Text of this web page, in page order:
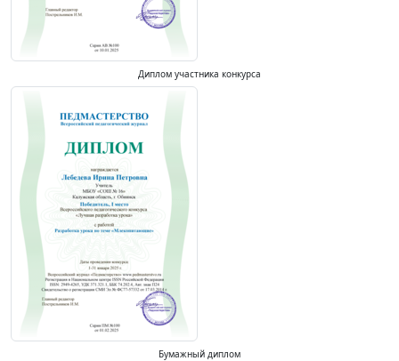
Диплом участника конкурса
Бумажный диплом